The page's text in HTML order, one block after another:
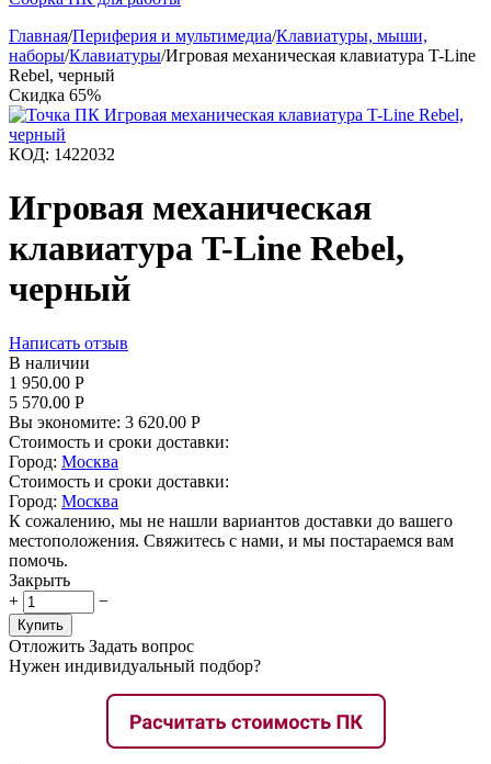
Главная/Периферия и мультимедиа/Клавиатуры, мыши,
наборы/Клавиатуры/Игровая механическая клавиатура T-Line
Rebel, черный
Скидка 65%
КОД: 1422032
Игровая механическая
клавиатура T-Line Rebel,
черный
Написать отзыв
В наличии
1 950.00 Р
5 570.00 Р
Вы экономите: 3 620.00 Р
Стоимость и сроки доставки:
Город: Москва
Стоимость и сроки доставки:
Город: Москва
К сожалению, мы не нашли вариантов доставки до вашего
местоположения. Свяжитесь с нами, и мы постараемся вам
помочь.
Закрыть
+
−
Купить
Отложить Задать вопрос
Нужен индивидуальный подбор?